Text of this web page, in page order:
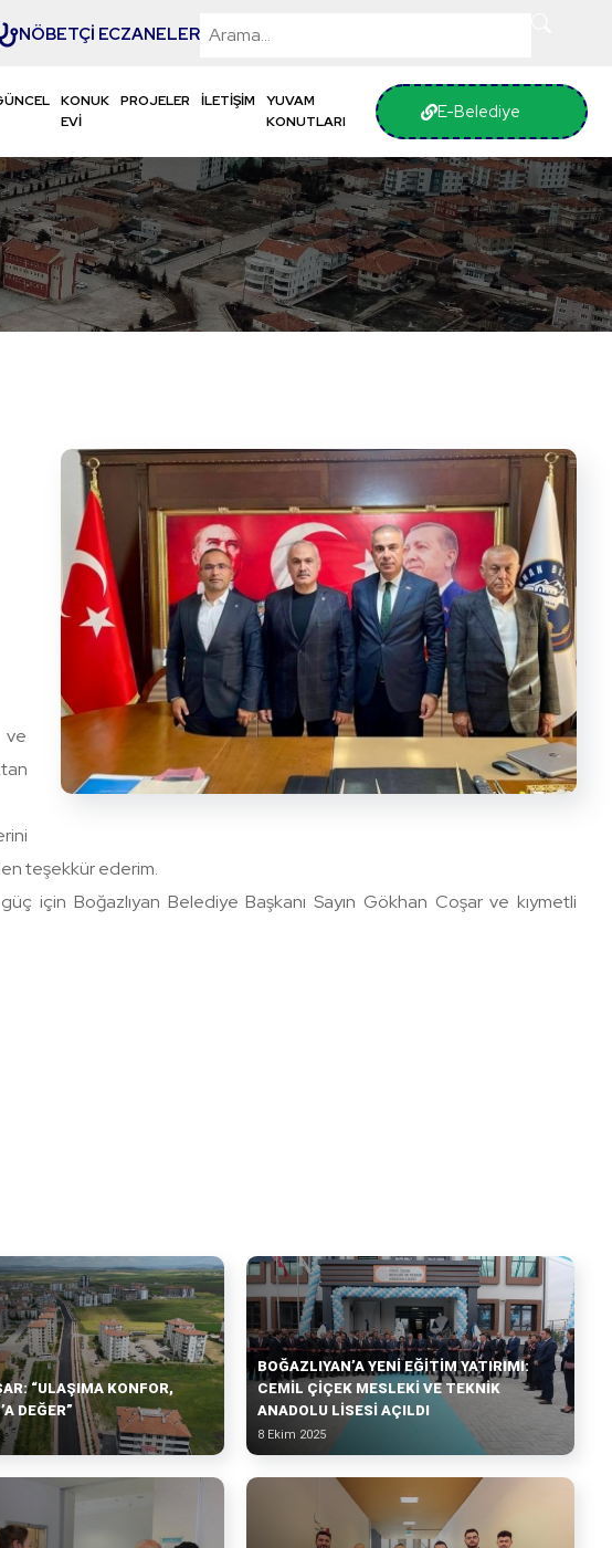
NÖBETÇİ ECZANELER
KONUK
EVİ
PROJELER İLETİŞİM
YUVAM
KONUTLARI
E-Belediye
ve
teşekkür ederim.
için Boğazlıyan Belediye Başkanı Sayın Gökhan Coşar ve kıymetli
“ULAŞIMA KONFOR,
DEĞER”
BOĞAZLIYAN’A YENI EĞITIM YATIRIMI:
CEMIL ÇIÇEK MESLEKI VE TEKNIK
ANADOLU LISESI AÇILDI
8 Ekim 2025